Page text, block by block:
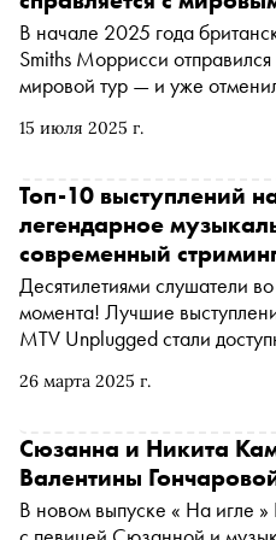
15 июля 2025 г.
В начале 2025 года
Smiths Моррисси
мировой тур — и уже
Спесивцев полетел на
почему злиться на Мозза
хочется)
26 марта 2025 г.
Топ-10 выступлений
легендарное
современный
Десятилетиями слушатели
момента! Лучшие
MTV Unplugged стали доступны в HD-качестве на
вспомнить самые удачные
Nirvana. MTV Unplugged —
участники которого
акустических музыкальных
unplugged в переводе с
Сюзанна и Никита
Валентины
В новом выпуске « На игле